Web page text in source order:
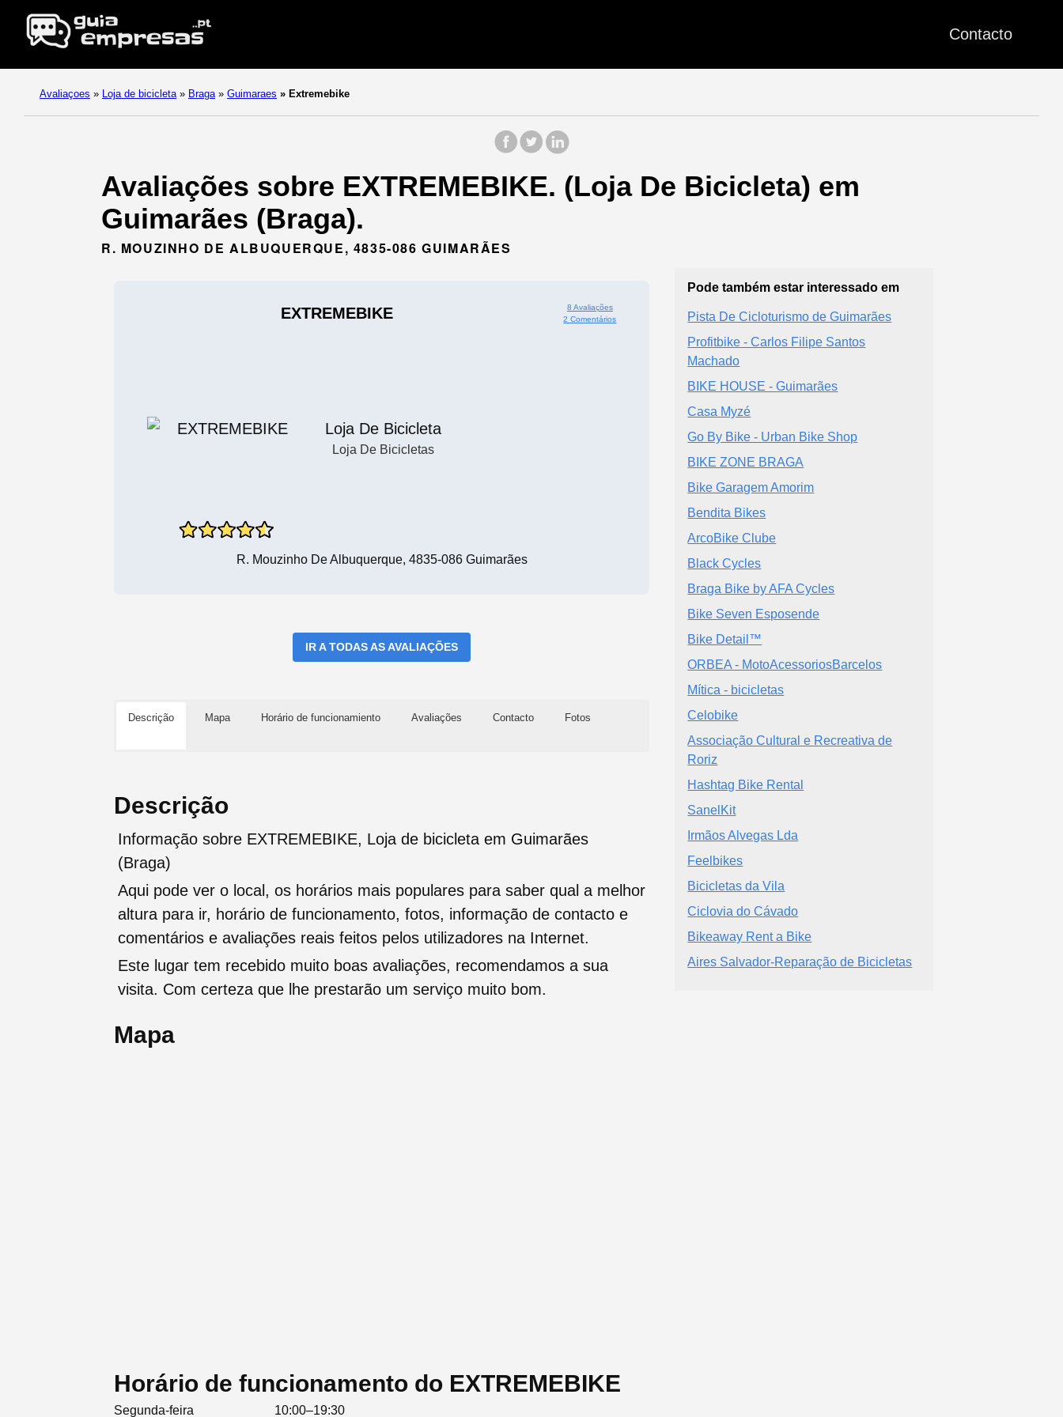
Contacto
Avaliaçoes » Loja de bicicleta » Braga » Guimaraes » Extremebike
Avaliações sobre EXTREMEBIKE. (Loja De Bicicleta) em
Guimarães (Braga).
R. MOUZINHO DE ALBUQUERQUE, 4835-086 GUIMARÃES
EXTREMEBIKE
8 Avaliações
2 Comentários
Loja De Bicicleta
Loja De Bicicletas
R. Mouzinho De Albuquerque, 4835-086 Guimarães
IR A TODAS AS AVALIAÇÕES
Descrição Mapa Horário de funcionamiento Avaliações Contacto Fotos
Descrição
Informação sobre EXTREMEBIKE, Loja de bicicleta em Guimarães
(Braga)
Aqui pode ver o local, os horários mais populares para saber qual a melhor
altura para ir, horário de funcionamento, fotos, informação de contacto e
comentários e avaliações reais feitos pelos utilizadores na Internet.
Este lugar tem recebido muito boas avaliações, recomendamos a sua
visita. Com certeza que lhe prestarão um serviço muito bom.
Mapa
Horário de funcionamento do EXTREMEBIKE
Segunda-feira
10:00–19:30
Pode também estar interessado em
Pista De Cicloturismo de Guimarães
Profitbike - Carlos Filipe Santos
Machado
BIKE HOUSE - Guimarães
Casa Myzé
Go By Bike - Urban Bike Shop
BIKE ZONE BRAGA
Bike Garagem Amorim
Bendita Bikes
ArcoBike Clube
Black Cycles
Braga Bike by AFA Cycles
Bike Seven Esposende
Bike Detail™
ORBEA - MotoAcessoriosBarcelos
Mítica - bicicletas
Celobike
Associação Cultural e Recreativa de
Roriz
Hashtag Bike Rental
SanelKit
Irmãos Alvegas Lda
Feelbikes
Bicicletas da Vila
Ciclovia do Cávado
Bikeaway Rent a Bike
Aires Salvador-Reparação de Bicicletas